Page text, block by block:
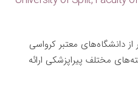
از دانشگاه‌های معتبر کرواسی
مختلف پیراپزشکی ارائه